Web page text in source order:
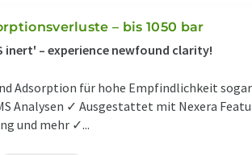
– bis 1050 bar
inert' – experience newfound clarity!
Adsorption für hohe Empfindlichkeit
Analysen ✓ Ausgestattet mit Nexera
und mehr ✓...